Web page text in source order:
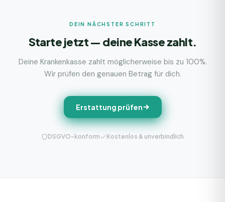
DEIN NÄCHSTER SCHRITT
Starte jetzt — deine Kasse zahlt.
Deine Krankenkasse zahlt möglicherweise bis zu 100%.
Wir prüfen den genauen Betrag für dich.
Erstattung prüfen
DSGVO-konform Kostenlos & unverbindlich